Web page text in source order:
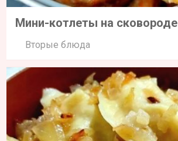
Мини-котлеты на сковороде
Вторые блюда